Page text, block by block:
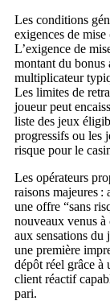
Les conditions
exigences de
L’exigence de
montant du bonus
multiplicateur
Les limites de
joueur peut
liste des jeux
progressifs ou les
risque pour le
Les opérateurs
raisons majeures :
une offre “sans
nouveaux venus à
aux sensations du
une première
dépôt réel grâce à
client réactif
pari.